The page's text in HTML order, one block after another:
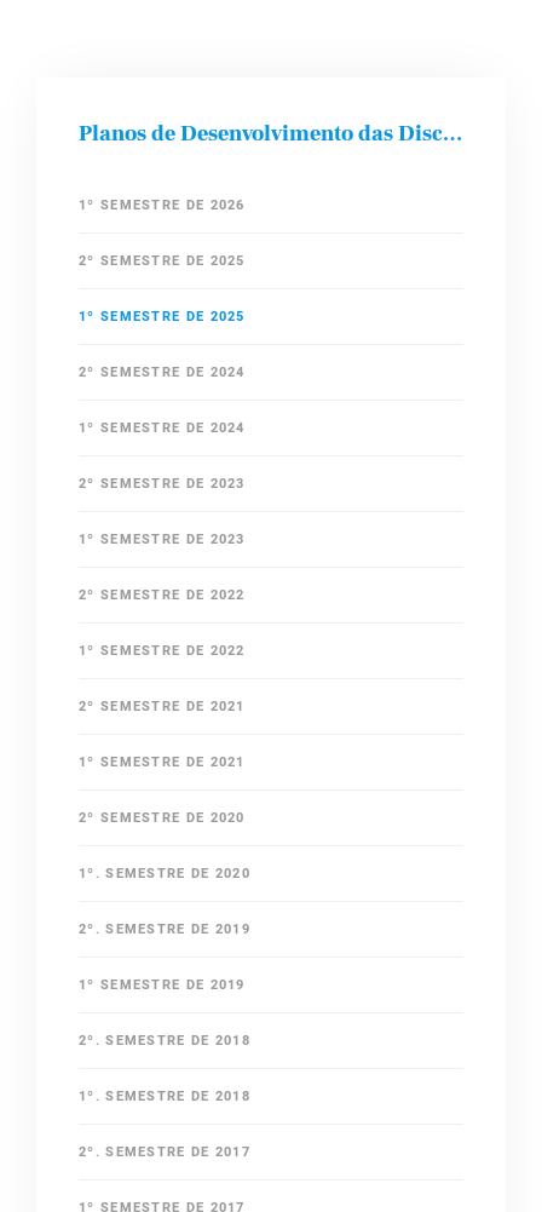
Planos de Desenvolvimento das Disciplinas
1º SEMESTRE DE 2026
2º SEMESTRE DE 2025
1º SEMESTRE DE 2025
2º SEMESTRE DE 2024
1º SEMESTRE DE 2024
2º SEMESTRE DE 2023
1º SEMESTRE DE 2023
2º SEMESTRE DE 2022
1º SEMESTRE DE 2022
2º SEMESTRE DE 2021
1º SEMESTRE DE 2021
2º SEMESTRE DE 2020
1º. SEMESTRE DE 2020
2º. SEMESTRE DE 2019
1º SEMESTRE DE 2019
2º. SEMESTRE DE 2018
1º. SEMESTRE DE 2018
2º. SEMESTRE DE 2017
1º SEMESTRE DE 2017